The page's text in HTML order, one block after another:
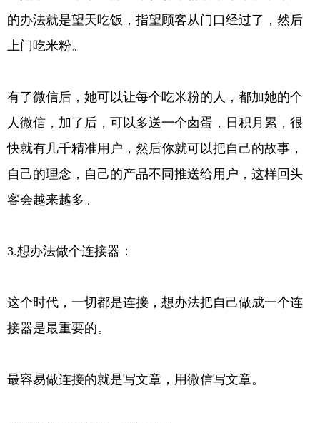
的办法就是望天吃饭，指望顾客从门口经过了，然后
上门吃米粉。
有了微信后，她可以让每个吃米粉的人，都加她的个
人微信，加了后，可以多送一个卤蛋，日积月累，很
快就有几千精准用户，然后你就可以把自己的故事，
自己的理念，自己的产品不同推送给用户，这样回头
客会越来越多。
3.想办法做个连接器：
这个时代，一切都是连接，想办法把自己做成一个连
接器是最重要的。
最容易做连接的就是写文章，用微信写文章。